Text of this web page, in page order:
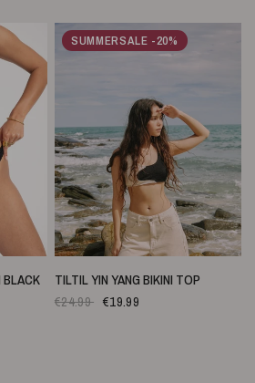
SUMMERSALE -20%
QUICK VIEW
TILTIL YIN YANG BIKINI TOP
€24.99 €19.99